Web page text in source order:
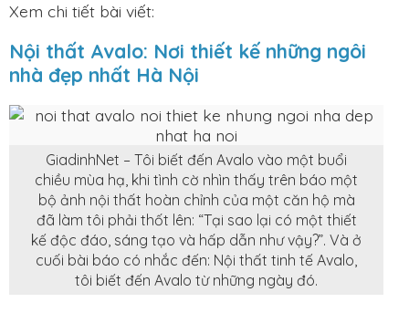
Xem chi tiết bài viết:
Nội thất Avalo: Nơi thiết kế những ngôi
nhà đẹp nhất Hà Nội
GiadinhNet – Tôi biết đến Avalo vào một buổi
chiều mùa hạ, khi tình cờ nhìn thấy trên báo một
bộ ảnh nội thất hoàn chỉnh của một căn hộ mà
đã làm tôi phải thốt lên: “Tại sao lại có một thiết
kế độc đáo, sáng tạo và hấp dẫn như vậy?”. Và ở
cuối bài báo có nhắc đến: Nội thất tinh tế Avalo,
tôi biết đến Avalo từ những ngày đó.